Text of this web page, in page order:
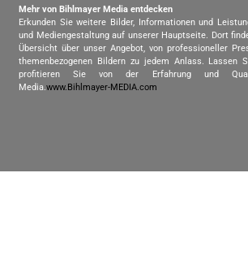
Mehr von Bihlmayer Media entdecken
Erkunden Sie weitere Bilder, Informationen und
und Mediengestaltung auf unserer Hauptseite. Dort
Übersicht über unser Angebot, von professioneller
themenbezogenen Bildern zu jedem Anlass. Lassen
profitieren Sie von der Erfahrung und
Media.www.Bihlmayer-MEDIA.com